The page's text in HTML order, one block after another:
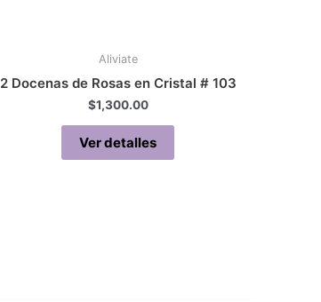
Aliviate
2 Docenas de Rosas en Cristal # 103
$1,300.00
Ver detalles